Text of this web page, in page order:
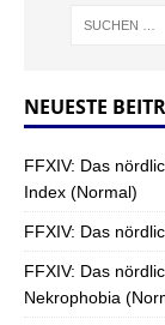
NEUESTE
FFXIV: Das
Index (Normal)
FFXIV: Das
FFXIV: Das
Nekrophobia